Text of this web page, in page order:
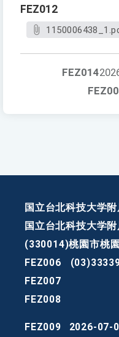
FEZ012
FEZ014
国立台北科技大学
国立台北科技大学
(330014)桃園市桃
FEZ006
FEZ007
FEZ008
FEZ009 2026-07-